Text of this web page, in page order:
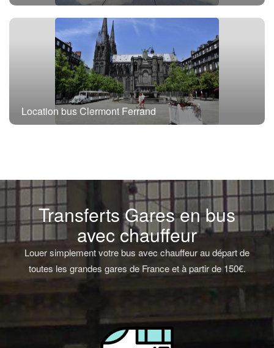
Location bus Clermont Ferrand
Transferts Gares en bus
avec chauffeur
Louer simplement votre bus avec chauffeur au départ de
toutes les grandes gares de France et à partir de 150€.